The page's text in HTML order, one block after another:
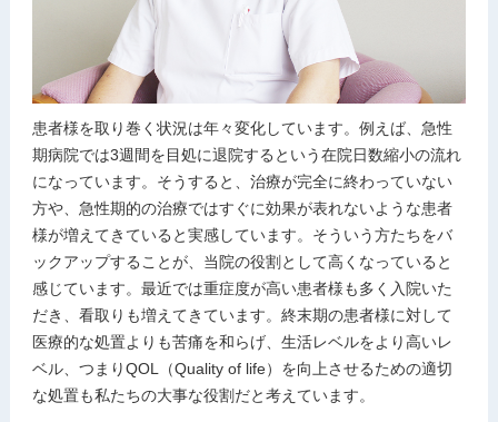
患者様を取り巻く状況は年々変化しています。例えば、急性
期病院では3週間を目処に退院するという在院日数縮小の流れ
になっています。そうすると、治療が完全に終わっていない
方や、急性期的の治療ではすぐに効果が表れないような患者
様が増えてきていると実感しています。そういう方たちをバ
ックアップすることが、当院の役割として高くなっていると
感じています。最近では重症度が高い患者様も多く入院いた
だき、看取りも増えてきています。終末期の患者様に対して
医療的な処置よりも苦痛を和らげ、生活レベルをより高いレ
ベル、つまりQOL（Quality of life）を向上させるための適切
な処置も私たちの大事な役割だと考えています。